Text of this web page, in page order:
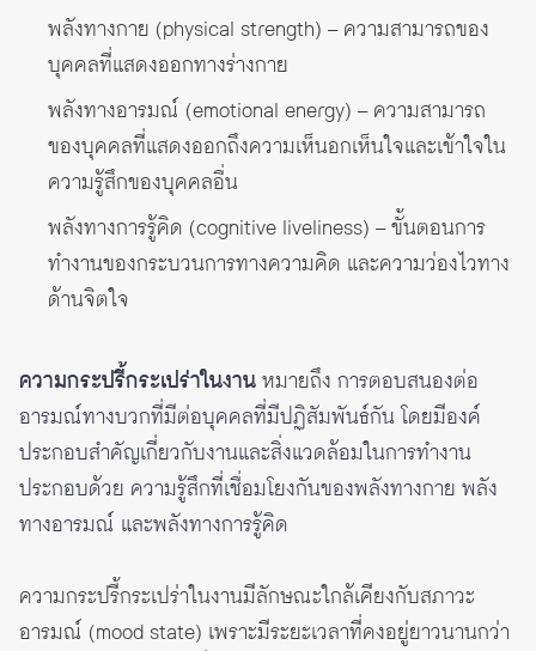
พลังทางกาย (physical strength) – ความสามารถของ
บุคคลที่แสดงออกทางร่างกาย
พลังทางอารมณ์ (emotional energy) – ความสามารถ
ของบุคคลที่แสดงออกถึงความเห็นอกเห็นใจและเข้าใจใน
ความรู้สึกของบุคคลอื่น
พลังทางการรู้คิด (cognitive liveliness) – ขั้นตอนการ
ทำงานของกระบวนการทางความคิด และความว่องไวทาง
ด้านจิตใจ
ความกระปรี้กระเปร่าในงานหมายถึง การตอบสนองต่อ
อารมณ์ทางบวกที่มีต่อบุคคลที่มีปฏิสัมพันธ์กัน โดยมีองค์
ประกอบสำคัญเกี่ยวกับงานและสิ่งแวดล้อมในการทำงาน
ประกอบด้วย ความรู้สึกที่เชื่อมโยงกันของพลังทางกาย พลัง
ทางอารมณ์ และพลังทางการรู้คิด
ความกระปรี้กระเปร่าในงานมีลักษณะใกล้เคียงกับสภาวะ
อารมณ์ (mood state) เพราะมีระยะเวลาที่คงอยู่ยาวนานกว่า